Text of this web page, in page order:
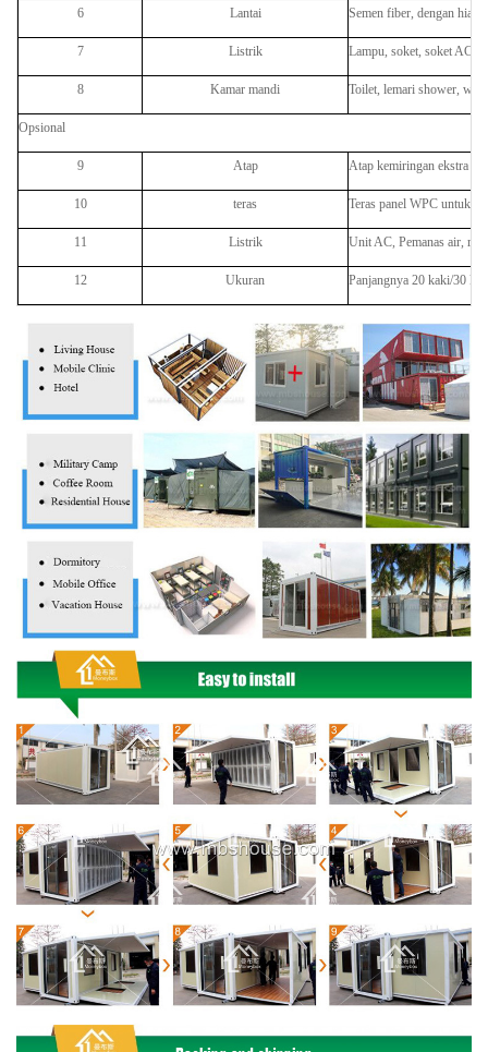
6 Lantai Semen fiber, dengan
7 Listrik Lampu, soket, soket AC,
8 Kamar mandi Toilet, lemari shower,
Opsional
9 Atap Atap kemiringan ekstra
10 teras Teras panel WPC untuk
11 Listrik Unit AC, Pemanas air, rak
12 Ukuran Panjangnya 20 kaki/30